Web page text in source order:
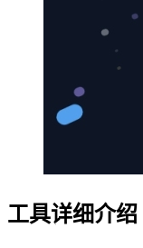
工具详细介绍